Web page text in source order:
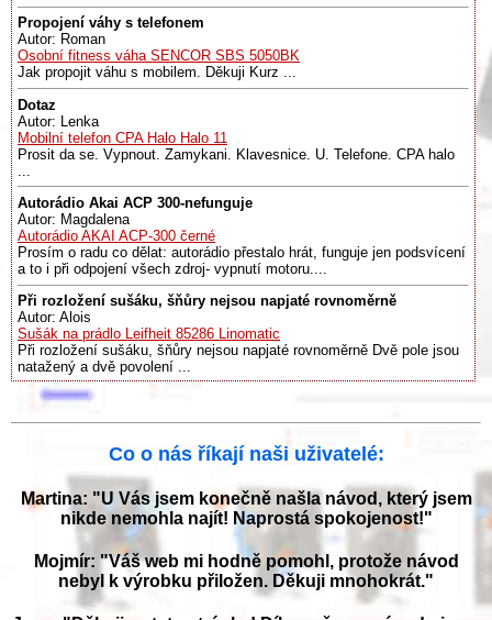
Propojení váhy s telefonem
Autor: Roman
Osobní fitness váha SENCOR SBS 5050BK
Jak propojit váhu s mobilem. Děkuji Kurz ...
Dotaz
Autor: Lenka
Mobilní telefon CPA Halo Halo 11
Prosit da se. Vypnout. Zamykani. Klavesnice. U. Telefone. CPA halo
Autorádio Akai ACP 300-nefunguje
Autor: Magdalena
Autorádio AKAI ACP-300 černé
Prosím o radu co dělat: autorádio přestalo hrát, funguje jen podsvícení
a to i při odpojení všech zdroj- vypnutí motoru....
Při rozložení sušáku, šňůry nejsou napjaté rovnoměrně
Autor: Alois
Sušák na prádlo Leifheit 85286 Linomatic
Při rozložení sušáku, šňůry nejsou napjaté rovnoměrně Dvě pole jsou
natažený a dvě povolení ...
Co o nás říkají naši uživatelé:
Martina: "U Vás jsem konečně našla návod, který jsem
nikde nemohla najít! Naprostá spokojenost!"
Mojmír: "Váš web mi hodně pomohl, protože návod
nebyl k výrobku přiložen. Děkuji mnohokrát."